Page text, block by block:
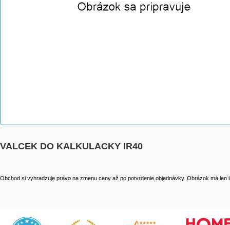
VALCEK DO KALKULACKY IR40
Obchod si vyhradzuje právo na zmenu ceny až po potvrdenie objednávky. Obrázok má len